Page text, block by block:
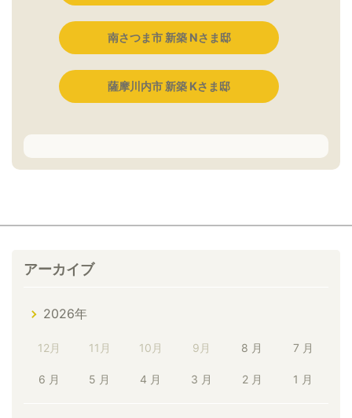
南さつま市 新築 Nさま邸
薩摩川内市 新築 Kさま邸
アーカイブ
2026年
12月 11月 10月 9月 8 月 7 月
6 月 5 月 4 月 3 月 2 月 1 月